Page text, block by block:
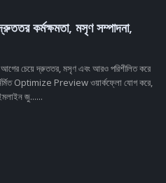
কর্মক্ষমতা, মসৃণ সম্পাদনা,
চেয়ে দ্রুততর, মসৃণ এবং আরও পরিশীলিত করে
Optimize Preview ওয়ার্কফ্লো যোগ করে,
জু......